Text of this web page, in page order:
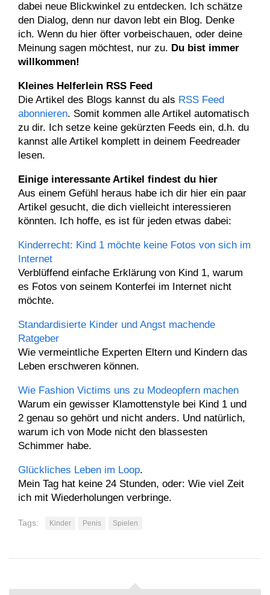
dabei neue Blickwinkel zu entdecken. Ich schätze
den Dialog, denn nur davon lebt ein Blog. Denke
ich. Wenn du hier öfter vorbeischauen, oder deine
Meinung sagen möchtest, nur zu. Du bist immer
willkommen!
Kleines Helferlein RSS Feed
Die Artikel des Blogs kannst du als RSS Feed
abonnieren. Somit kommen alle Artikel automatisch
zu dir. Ich setze keine gekürzten Feeds ein, d.h. du
kannst alle Artikel komplett in deinem Feedreader
lesen.
Einige interessante Artikel findest du hier
Aus einem Gefühl heraus habe ich dir hier ein paar
Artikel gesucht, die dich vielleicht interessieren
könnten. Ich hoffe, es ist für jeden etwas dabei:
Kinderrecht: Kind 1 möchte keine Fotos von sich im
Internet
Verblüffend einfache Erklärung von Kind 1, warum
es Fotos von seinem Konterfei im Internet nicht
möchte.
Standardisierte Kinder und Angst machende
Ratgeber
Wie vermeintliche Experten Eltern und Kindern das
Leben erschweren können.
Wie Fashion Victims uns zu Modeopfern machen
Warum ein gewisser Klamottenstyle bei Kind 1 und
2 genau so gehört und nicht anders. Und natürlich,
warum ich von Mode nicht den blassesten
Schimmer habe.
Glückliches Leben im Loop.
Mein Tag hat keine 24 Stunden, oder: Wie viel Zeit
ich mit Wiederholungen verbringe.
Tags: Kinder Penis Spielen